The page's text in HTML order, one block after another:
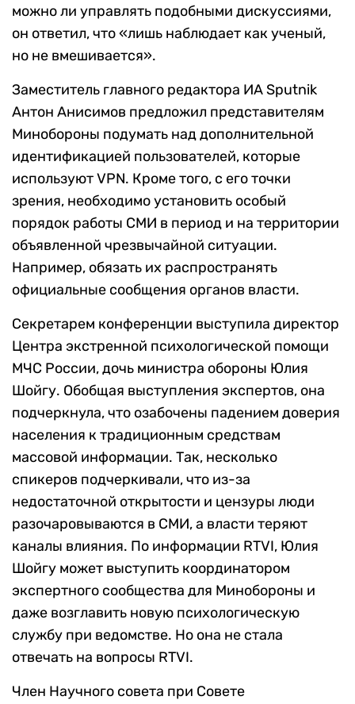
можно ли управлять подобными дискуссиями,
он ответил, что «лишь наблюдает как ученый,
но не вмешивается».
Заместитель главного редактора ИА Sputnik
Антон Анисимов предложил представителям
Минобороны подумать над дополнительной
идентификацией пользователей, которые
используют VPN. Кроме того, с его точки
зрения, необходимо установить особый
порядок работы СМИ в период и на территории
объявленной чрезвычайной ситуации.
Например, обязать их распространять
официальные сообщения органов власти.
Секретарем конференции выступила директор
Центра экстренной психологической помощи
МЧС России, дочь министра обороны Юлия
Шойгу. Обобщая выступления экспертов, она
подчеркнула, что озабочены падением доверия
населения к традиционным средствам
массовой информации. Так, несколько
спикеров подчеркивали, что из-за
недостаточной открытости и цензуры люди
разочаровываются в СМИ, а власти теряют
каналы влияния. По информации RTVI, Юлия
Шойгу может выступить координатором
экспертного сообщества для Минобороны и
даже возглавить новую психологическую
службу при ведомстве. Но она не стала
отвечать на вопросы RTVI.
Член Научного совета при Совете